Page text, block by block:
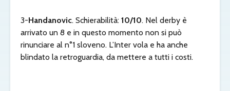
3-Handanovic. Schierabilità: 10/10. Nel derby è
arrivato un 8 e in questo momento non si può
rinunciare al n°1 sloveno. L’Inter vola e ha anche
blindato la retroguardia, da mettere a tutti i costi.